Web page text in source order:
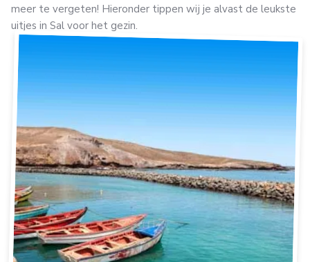
meer te vergeten! Hieronder tippen wij je alvast de leukste
uitjes in Sal voor het gezin.